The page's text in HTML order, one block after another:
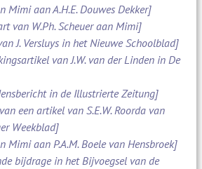
Mimi aan A.H.E. Douwes Dekker]
van W.Ph. Scheuer aan Mimi]
J. Versluys in het Nieuwe Schoolblad]
van J.W. van der Linden in De
in de Illustrierte Zeitung]
een artikel van S.E.W. Roorda van
Weekblad]
Mimi aan P.A.M. Boele van Hensbroek]
bijdrage in het Bijvoegsel van de